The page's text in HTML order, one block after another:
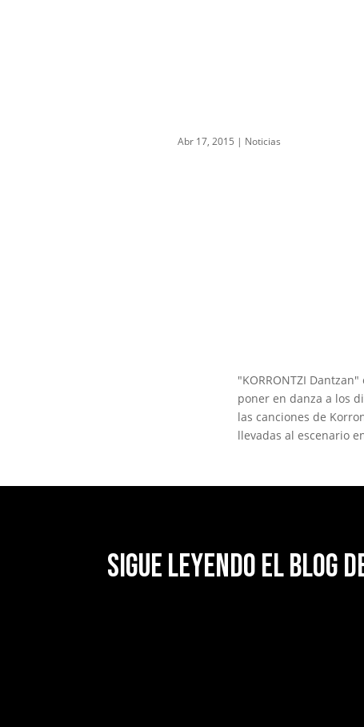
Abr 17, 2015 | Noticias
"KORRONTZI
poner en danza a los
las canciones de
llevadas al escenario
Sigue leyendo el blog